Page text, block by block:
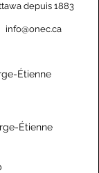
depuis 1883
info@onec.ca
Étienne
Étienne